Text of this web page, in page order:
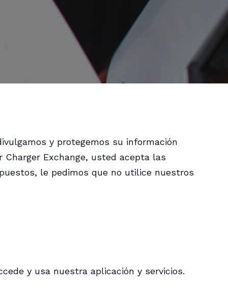
y protegemos su información
Exchange, usted acepta las
le pedimos que no utilice nuestros
y usa nuestra aplicación y servicios.